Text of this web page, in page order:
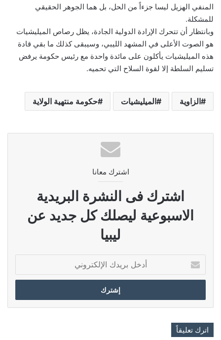
المنفي الهزيل ليسا جزءاً من الحل، بل هما الجوهر الحقيقي
للمشكلة.
وبانتظار أن تتحرك الإرادة الدولية الجادة، يظل رصاص الميليشيات
هو الصوت الأعلى في المشهد الليبي، وسيبقى كذلك ما بقي قادة
هذه الميليشيات يأكلون على مائدة واحدة مع رئيس حكومة يرفض
تسليم السلطة إلا لقوة السلاح التي تحميه.
الزاوية الميليشيات حكومة منتهية الولاية
اشترك معانا
اشترك فى النشرة البريدية
الاسبوعية ليصلك كل جديد عن
ليبيا
بريدك
الإلكتروني
اترك تعليقاً